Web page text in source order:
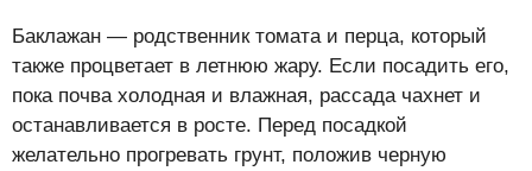
Баклажан — родственник томата и перца, который
также процветает в летнюю жару. Если посадить его,
пока почва холодная и влажная, рассада чахнет и
останавливается в росте. Перед посадкой
желательно прогревать грунт, положив черную